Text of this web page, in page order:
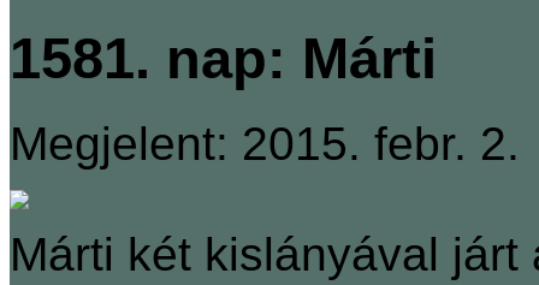
1581. nap: Márti
Megjelent: 2015. febr. 2.
Márti két kislányával